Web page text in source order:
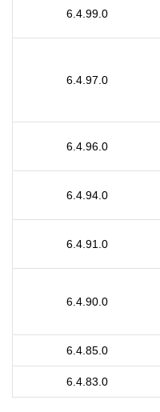
6.4.99.0
6.4.97.0
6.4.96.0
6.4.94.0
6.4.91.0
6.4.90.0
6.4.85.0
6.4.83.0